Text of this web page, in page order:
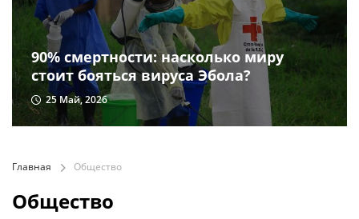
90% смертности: насколько миру
стоит бояться вируса Эбола?
25 Май, 2026
Главная Общество
Общество